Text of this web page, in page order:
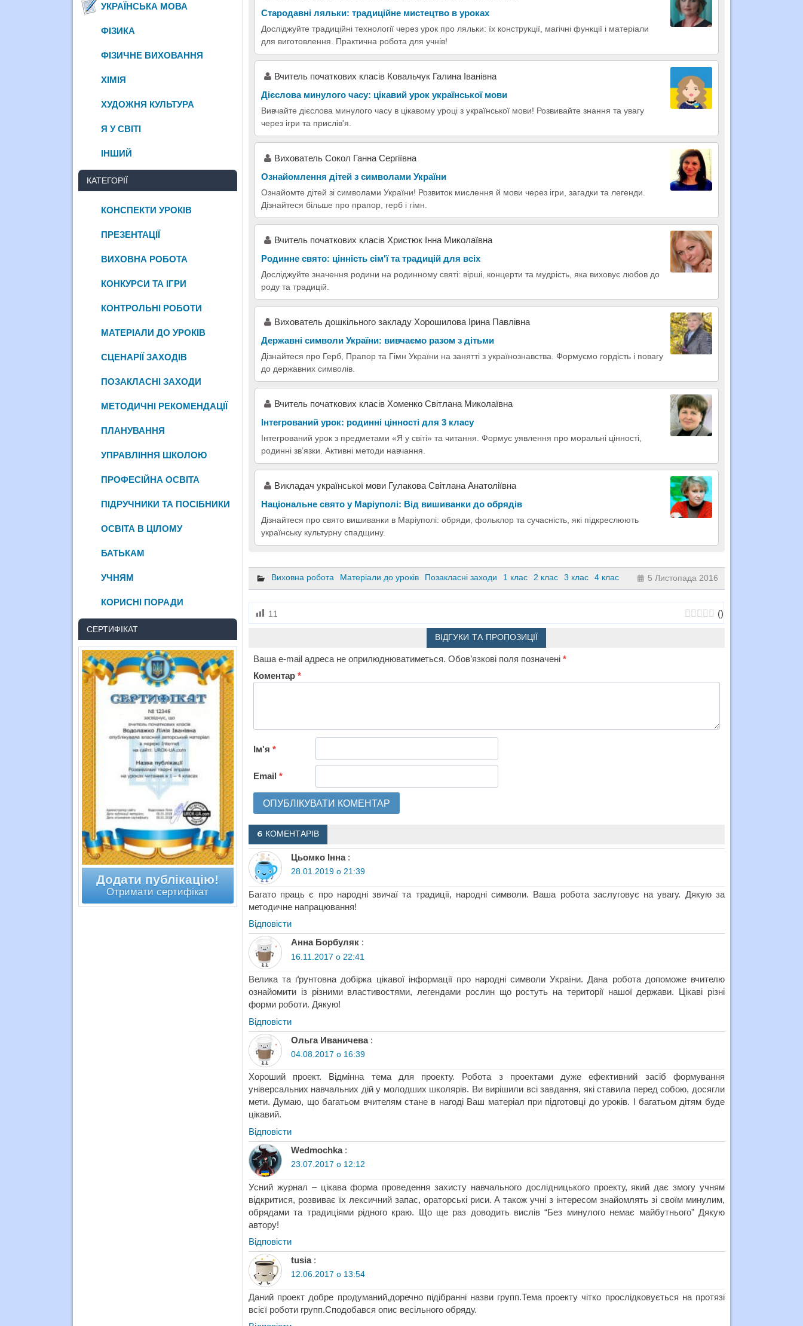
Стародавні ляльки: традиційне мистецтво в уроках
Досліджуйте традиційні технології через урок про ляльки: їх конструкції, магічні функції і матеріали
для виготовлення. Практична робота для учнів!
Вчитель початкових класів Ковальчук Галина Іванівна
Дієслова минулого часу: цікавий урок української мови
Вивчайте дієслова минулого часу в цікавому уроці з української мови! Розвивайте знання та увагу
через ігри та прислів'я.
Вихователь Сокол Ганна Сергіївна
Ознайомлення дітей з символами України
Ознайомте дітей зі символами України! Розвиток мислення й мови через ігри, загадки та легенди.
Дізнайтеся більше про прапор, герб і гімн.
Вчитель початкових класів Христюк Інна Миколаївна
Родинне свято: цінність сім'ї та традицій для всіх
Досліджуйте значення родини на родинному святі: вірші, концерти та мудрість, яка виховує любов до
роду та традицій.
Вихователь дошкільного закладу Хорошилова Ірина Павлівна
Державні символи України: вивчаємо разом з дітьми
Дізнайтеся про Герб, Прапор та Гімн України на занятті з українознавства. Формуємо гордість і повагу
до державних символів.
Вчитель початкових класiв Хоменко Свiтлана Миколаївна
Інтегрований урок: родинні цінності для 3 класу
Інтегрований урок з предметами «Я у світі» та читання. Формує уявлення про моральні цінності,
родинні зв’язки. Активні методи навчання.
Викладач української мови Гулакова Світлана Анатоліївна
Національне свято у Маріуполі: Від вишиванки до обрядів
Дізнайтеся про свято вишиванки в Маріуполі: обряди, фольклор та сучасність, які підкреслюють
українську культурну спадщину.
Виховна робота Матеріали до уроків Позакласні заходи 1 клас 2 клас 3 клас 4 клас 5 Листопада 2016
11 ()
ВІДГУКИ ТА ПРОПОЗИЦІЇ
Ваша e-mail адреса не оприлюднюватиметься. Обов’язкові поля позначені *
Коментар *
Ім'я *
Email *
6 КОМЕНТАРІВ
Цьомко Інна :
28.01.2019 о 21:39
Багато праць є про народні звичаї та традиції, народні символи. Ваша робота заслуговує на увагу. Дякую за
методичне напрацювання!
Відповіcти
Анна Борбуляк :
16.11.2017 о 22:41
Велика та ґрунтовна добірка цікавої інформації про народні символи України. Дана робота допоможе вчителю
ознайомити із різними властивостями, легендами рослин що ростуть на території нашої держави. Цікаві різні
форми роботи. Дякую!
Відповіcти
Ольга Иваничева :
04.08.2017 о 16:39
Хороший проект. Відмінна тема для проекту. Робота з проектами дуже ефективний засіб формування
універсальних навчальних дій у молодших школярів. Ви вирішили всі завдання, які ставила перед собою, досягли
мети. Думаю, що багатьом вчителям стане в нагоді Ваш матеріал при підготовці до уроків. І багатьом дітям буде
цікавий.
Відповіcти
Wedmochka :
23.07.2017 о 12:12
Усний журнал – цікава форма проведення захисту навчального дослідницького проекту, який дає змогу учням
відкритися, розвиває їх лексичний запас, ораторські риси. А також учні з інтересом знайомлять зі своїм минулим,
обрядами та традиціями рідного краю. Що ще раз доводить вислів “Без минулого немає майбутнього” Дякую
автору!
Відповіcти
tusia :
12.06.2017 о 13:54
Даний проект добре продуманий,доречно підібранні назви групп.Тема проекту чітко прослідковується на протязі
всієї роботи групп.Сподобався опис весільного обряду.
УКРАЇНСЬКА МОВА
ФІЗИКА
ФІЗИЧНЕ ВИХОВАННЯ
ХІМІЯ
ХУДОЖНЯ КУЛЬТУРА
Я У СВІТІ
ІНШИЙ
КАТЕГОРІЇ
КОНСПЕКТИ УРОКІВ
ПРЕЗЕНТАЦІЇ
ВИХОВНА РОБОТА
КОНКУРСИ ТА ІГРИ
КОНТРОЛЬНІ РОБОТИ
МАТЕРІАЛИ ДО УРОКІВ
СЦЕНАРІЇ ЗАХОДІВ
ПОЗАКЛАСНІ ЗАХОДИ
МЕТОДИЧНІ РЕКОМЕНДАЦІЇ
ПЛАНУВАННЯ
УПРАВЛІННЯ ШКОЛОЮ
ПРОФЕСІЙНА ОСВІТА
ПІДРУЧНИКИ ТА ПОСІБНИКИ
ОСВІТА В ЦІЛОМУ
БАТЬКАМ
УЧНЯМ
КОРИСНІ ПОРАДИ
СЕРТИФІКАТ
Додати публікацію!
Отримати сертифікат